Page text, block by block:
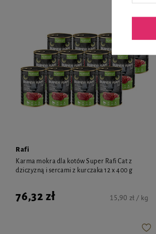
Rafi
Karma mokra dla kotów Super Rafi Cat z
dziczyzną i sercami z kurczaka 12 x 400 g
76,32 zł 15,90 zł / kg